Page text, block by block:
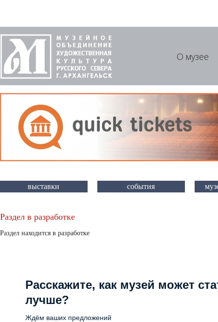
О музее
выставки события
Раздел в разработке
Раздел находится в разработке
Расскажите, как музей может
лучше?
Ждём ваших предложений